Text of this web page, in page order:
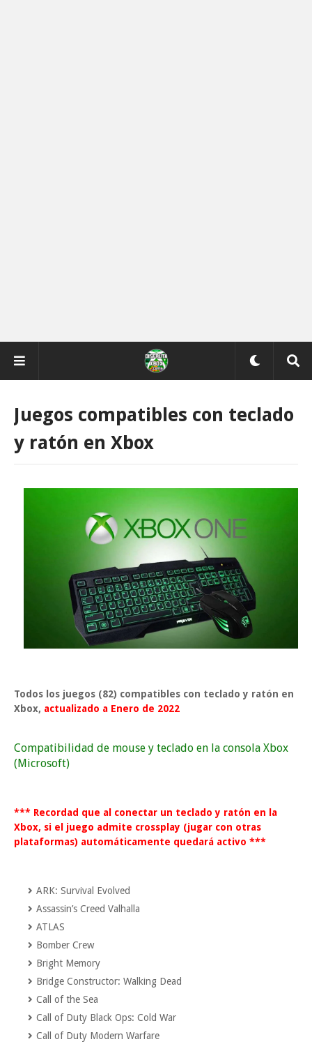
Juegos compatibles con teclado
y ratón en Xbox
Todos los juegos (82) compatibles con teclado y ratón en
Xbox, actualizado a Enero de 2022
Compatibilidad de mouse y teclado en la consola Xbox
(Microsoft)
*** Recordad que al conectar un teclado y ratón en la
Xbox, si el juego admite crossplay (jugar con otras
plataformas) automáticamente quedará activo ***
ARK: Survival Evolved
Assassin’s Creed Valhalla
ATLAS
Bomber Crew
Bright Memory
Bridge Constructor: Walking Dead
Call of the Sea
Call of Duty Black Ops: Cold War
Call of Duty Modern Warfare